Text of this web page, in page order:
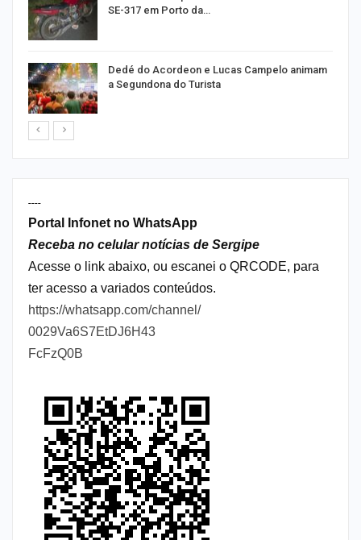
SE-317 em Porto da…
Dedé do Acordeon e Lucas Campelo animam
a Segundona do Turista
----
Portal Infonet no WhatsApp
Receba no celular notícias de Sergipe
Acesse o link abaixo, ou escanei o QRCODE, para
ter acesso a variados conteúdos.
https://whatsapp.com/channel/
0029Va6S7EtDJ6H43
FcFzQ0B